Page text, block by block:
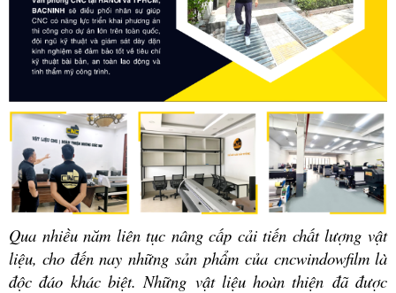
Qua nhiều năm liên tục nâng cấp cải tiến chất lượng vật
liệu, cho đến nay những sản phẩm của cncwindowfilm là
độc đáo khác biệt. Những vật liệu hoàn thiện đã được